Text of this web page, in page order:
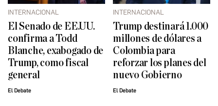
INTERNACIONAL
El Senado de EE.UU.
confirma a Todd
Blanche, exabogado de
Trump, como fiscal
general
El Debate
INTERNACIONAL
Trump destinará 1.000
millones de dólares a
Colombia para
reforzar los planes del
nuevo Gobierno
El Debate